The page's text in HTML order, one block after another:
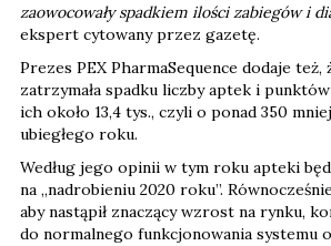
zaowocowały spadkiem ilości zabiegów i
ekspert cytowany przez gazetę.
Prezes PEX PharmaSequence dodaje też,
zatrzymała spadku liczby aptek i
ich około 13,4 tys., czyli o ponad 350
ubiegłego roku.
Według jego opinii w tym roku apteki
na „nadrobieniu 2020 roku”.
aby nastąpił znaczący wzrost na rynku,
do normalnego funkcjonowania systemu